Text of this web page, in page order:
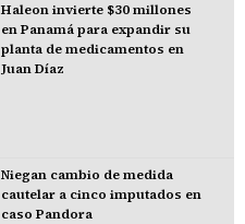
Haleon invierte $30 millones
en Panamá para expandir su
planta de medicamentos en
Juan Díaz
Niegan cambio de medida
cautelar a cinco imputados en
caso Pandora